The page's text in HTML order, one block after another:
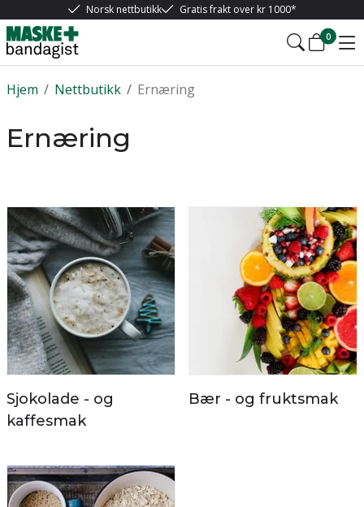
Norsk nettbutikk Gratis frakt over kr 1000*
0
/
Hjem /
Nettbutikk Ernæring
Ernæring
Sjokolade - og
kaffesmak
Bær - og fruktsmak